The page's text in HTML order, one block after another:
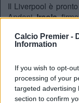
Calcio Premier -
Information
If you wish to opt-
processing of your
targeted advertising
section to confirm
Il Liverpool è
AndoniIraola
completando
L’ufficialità
delBournemouth ,
dalla dirigenza
ciclo post Slot.